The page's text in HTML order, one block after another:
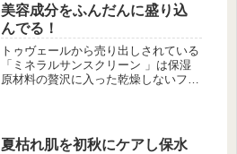
美容成分をふんだんに盛り込
んでる！
トゥヴェールから売り出しされている
「ミネラルサンスクリーン 」は保湿
原材料の贅沢に入った乾燥しないファ
門家が作ったブランドで、肌をきれい
に...
夏枯れ肌を初秋にケアし保水